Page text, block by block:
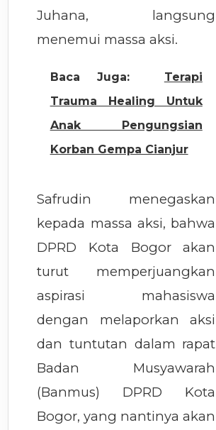
Juhana, langsung
menemui massa aksi.
Baca Juga:
Terapi
Trauma Healing Untuk
Anak Pengungsian
Korban Gempa Cianjur
Safrudin menegaskan
kepada massa aksi, bahwa
DPRD Kota Bogor akan
turut memperjuangkan
aspirasi mahasiswa
dengan melaporkan aksi
dan tuntutan dalam rapat
Badan Musyawarah
(Banmus) DPRD Kota
Bogor, yang nantinya akan